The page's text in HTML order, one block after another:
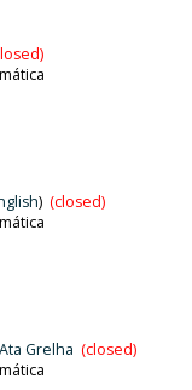
) (closed)
Ata Grelha (closed)